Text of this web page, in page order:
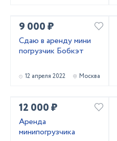
9 000 ₽
Сдаю в аренду мини
погрузчик Бобкэт
12 апреля 2022 Москва
12 000 ₽
Аренда
минипогрузчика